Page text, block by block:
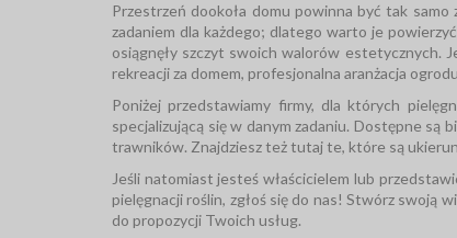
Przestrzeń dookoła domu powinna być tak
zadaniem dla każdego; dlatego warto je
osiągnęły szczyt swoich walorów estetycznych.
rekreacji za domem, profesjonalna aranżacja
Poniżej przedstawiamy firmy, dla których
specjalizującą się w danym zadaniu. Dostępne są
trawników. Znajdziesz też tutaj te, które są
Jeśli natomiast jesteś właścicielem lub
pielęgnacji roślin, zgłoś się do nas! Stwórz swoją
do propozycji Twoich usług.